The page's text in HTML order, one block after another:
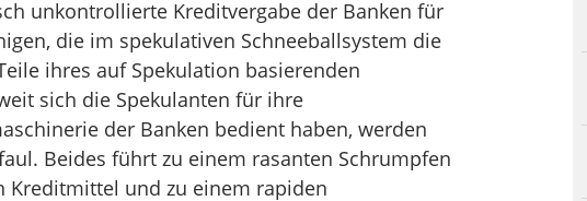
unkontrollierte Kreditvergabe der Banken für
die im spekulativen Schneeballsystem die
ihres auf Spekulation basierenden
sich die Spekulanten für ihre
der Banken bedient haben, werden
Beides führt zu einem rasanten Schrumpfen
Kreditmittel und zu einem rapiden